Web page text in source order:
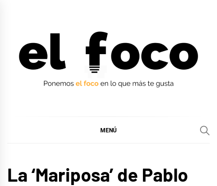
MENÚ
La ‘Mariposa’ de Pablo